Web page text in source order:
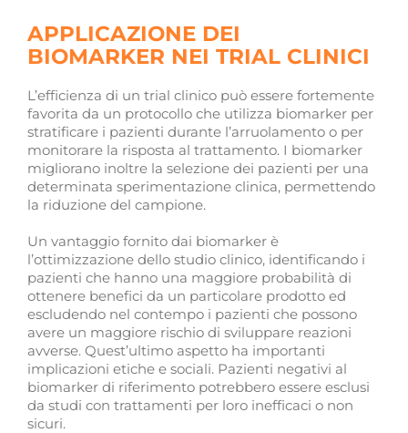
APPLICAZIONE DEI
BIOMARKER NEI TRIAL CLINICI
L’efficienza di un trial clinico può essere fortemente
favorita da un protocollo che utilizza biomarker per
stratificare i pazienti durante l’arruolamento o per
monitorare la risposta al trattamento. I biomarker
migliorano inoltre la selezione dei pazienti per una
determinata sperimentazione clinica, permettendo
la riduzione del campione.
Un vantaggio fornito dai biomarker è
l’ottimizzazione dello studio clinico, identificando i
pazienti che hanno una maggiore probabilità di
ottenere benefici da un particolare prodotto ed
escludendo nel contempo i pazienti che possono
avere un maggiore rischio di sviluppare reazioni
avverse. Quest’ultimo aspetto ha importanti
implicazioni etiche e sociali. Pazienti negativi al
biomarker di riferimento potrebbero essere esclusi
da studi con trattamenti per loro inefficaci o non
sicuri.